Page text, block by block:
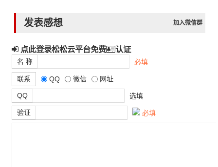
发表感想 加入微信群
点此登录松松云平台免费 认证
名 称 必填
联系 QQ 微信 网址
QQ 选填
验证 必填